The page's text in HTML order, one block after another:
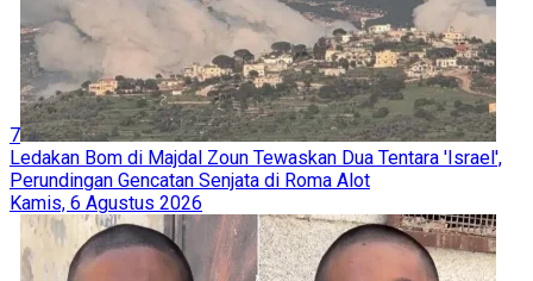
7
Ledakan Bom di Majdal Zoun Tewaskan Dua Tentara 'Israel',
Perundingan Gencatan Senjata di Roma Alot
Kamis, 6 Agustus 2026